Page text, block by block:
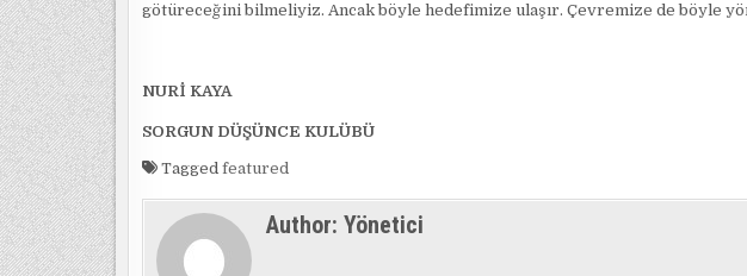
götüreceğini bilmeliyiz. Ancak böyle hedefimize ulaşır. Çevremize de böyle
NURİ KAYA
SORGUN DÜŞÜNCE KULÜBÜ
Tagged featured
Author: Yönetici